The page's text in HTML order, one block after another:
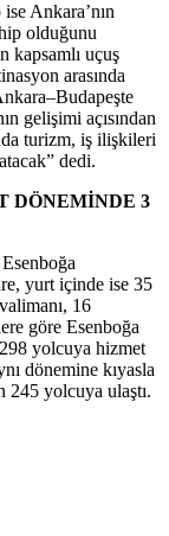
Ankara’nın
olduğunu
kapsamlı uçuş
arasında
gelişimi açısından
turizm, iş ilişkileri
dedi.
DÖNEMİNDE 3
yurt içinde ise 35
16
göre Esenboğa
yolcuya hizmet
dönemine kıyasla
yolcuya ulaştı.